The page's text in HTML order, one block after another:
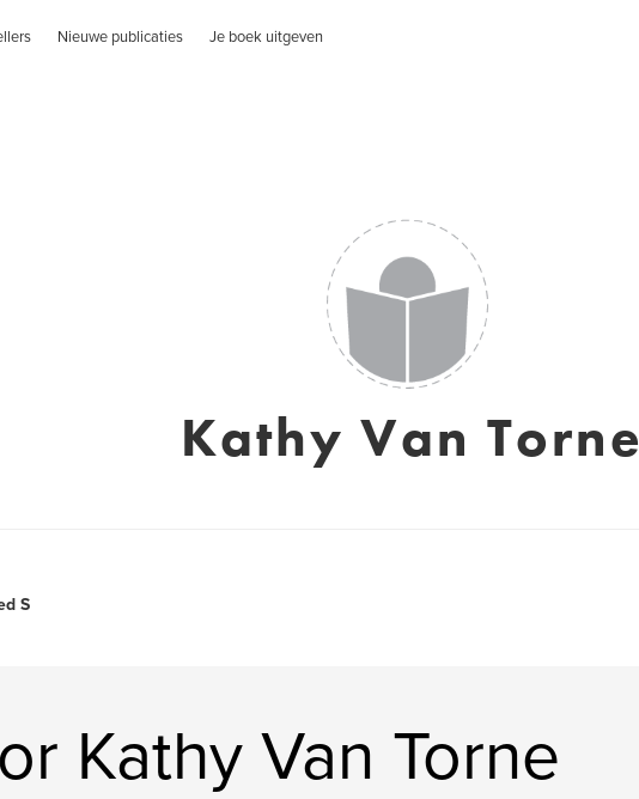
Nieuwe publicaties Je boek uitgeven
Kathy Van Torne
S
Kathy Van Torne